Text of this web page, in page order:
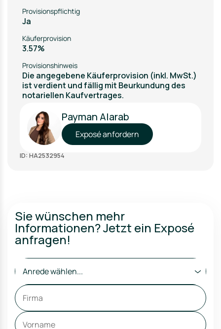
Provisionspflichtig
Ja
Käuferprovision
3.57%
Provisionshinweis
Die angegebene Käuferprovision (inkl. MwSt.)
ist verdient und fällig mit Beurkundung des
notariellen Kaufvertrages.
Payman Alarab
Exposé anfordern
ID: HA2532954
Sie wünschen mehr
Informationen? Jetzt ein Exposé
anfragen!
Anrede wählen...